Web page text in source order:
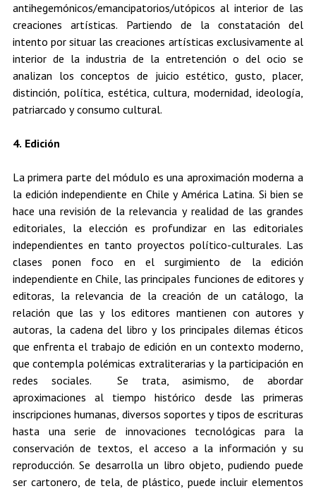
antihegemónicos/emancipatorios/utópicos al interior de las
creaciones artísticas. Partiendo de la constatación del
intento por situar las creaciones artísticas exclusivamente al
interior de la industria de la entretención o del ocio se
analizan los conceptos de juicio estético, gusto, placer,
distinción, política, estética, cultura, modernidad, ideología,
patriarcado y consumo cultural.
4. Edición
La primera parte del módulo es una aproximación moderna a
la edición independiente en Chile y América Latina. Si bien se
hace una revisión de la relevancia y realidad de las grandes
editoriales, la elección es profundizar en las editoriales
independientes en tanto proyectos político-culturales. Las
clases ponen foco en el surgimiento de la edición
independiente en Chile, las principales funciones de editores y
editoras, la relevancia de la creación de un catálogo, la
relación que las y los editores mantienen con autores y
autoras, la cadena del libro y los principales dilemas éticos
que enfrenta el trabajo de edición en un contexto moderno,
que contempla polémicas extraliterarias y la participación en
redes sociales. Se trata, asimismo, de abordar
aproximaciones al tiempo histórico desde las primeras
inscripciones humanas, diversos soportes y tipos de escrituras
hasta una serie de innovaciones tecnológicas para la
conservación de textos, el acceso a la información y su
reproducción. Se desarrolla un libro objeto, pudiendo puede
ser cartonero, de tela, de plástico, puede incluir elementos